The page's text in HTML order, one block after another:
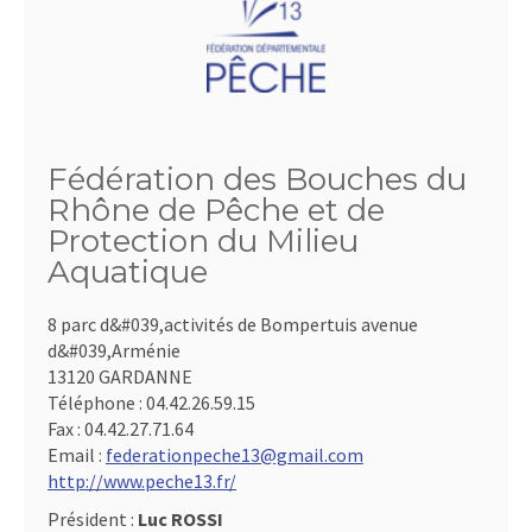
Fédération des Bouches du
Rhône de Pêche et de
Protection du Milieu
Aquatique
8 parc d&#039,activités de Bompertuis avenue
d&#039,Arménie
13120 GARDANNE
Téléphone : 04.42.26.59.15
Fax : 04.42.27.71.64
Email : federationpeche13@gmail.com
http://www.peche13.fr/
Président : Luc ROSSI